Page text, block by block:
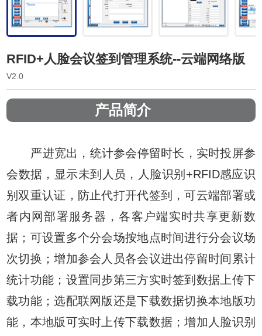
RFID+人脸会议签到管理系统--云端网络版
V2.0
产品简介
严进宽出，统计参会停留时长，实时投屏参
会数据，显示未到人员，人脸识别+RFID感应识
别双重认证，防止代打开代签到，可云端部署或
者内网部署服务器，各客户端实时共享更新数
据；可设置多个分会场按地点时间进行分会议场
次切换；增加参会人员各会议进出停留时间累计
统计功能；设置同步第三方实时签到数据上传下
载功能；选配联网版还是下载数据切换本地版功
能，本地版可实时上传下载数据；增加人脸识别